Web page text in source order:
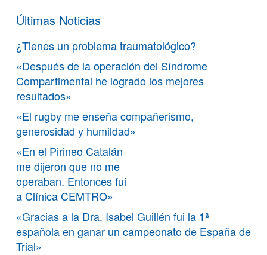
Últimas Noticias
¿Tienes un problema traumatológico?
«Después de la operación del Síndrome
Compartimental he logrado los mejores
resultados»
«El rugby me enseña compañerismo,
generosidad y humildad»
«En el Pirineo Catalán
me dijeron que no me
operaban. Entonces fui
a Clínica CEMTRO»
«Gracias a la Dra. Isabel Guillén fui la 1ª
española en ganar un campeonato de España de
Trial»